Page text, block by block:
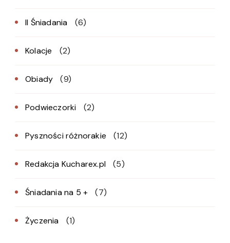
II Śniadania (6)
Kolacje (2)
Obiady (9)
Podwieczorki (2)
Pyszności różnorakie (12)
Redakcja Kucharex.pl (5)
Śniadania na 5 + (7)
Życzenia (1)